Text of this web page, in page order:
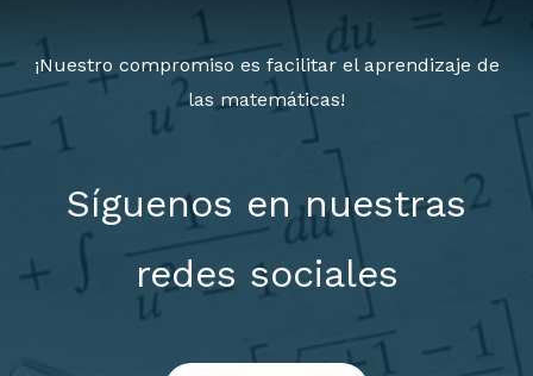
¡Nuestro compromiso es facilitar el aprendizaje de
las matemáticas!
Síguenos en nuestras
redes sociales